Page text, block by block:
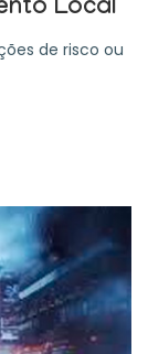
Local
de risco ou